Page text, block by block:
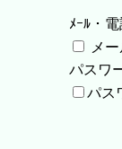
ﾒｰﾙ・
メ
パスワ
パス